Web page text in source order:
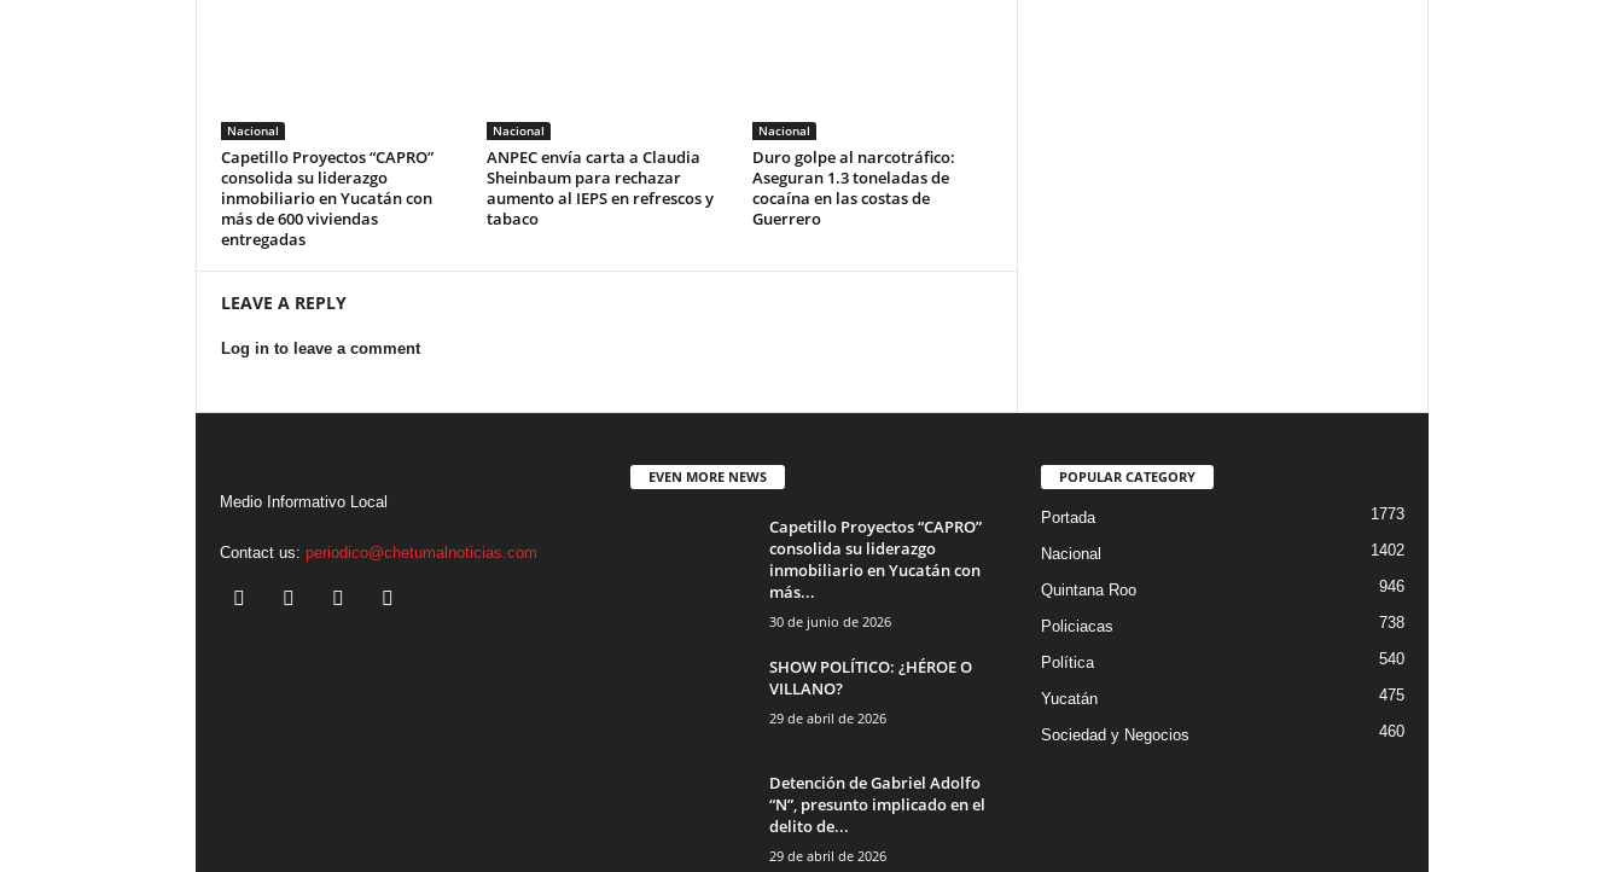
Nacional
Capetillo Proyectos “CAPRO”
consolida su liderazgo
inmobiliario en Yucatán con
más de 600 viviendas
entregadas
Nacional
ANPEC envía carta a Claudia
Sheinbaum para rechazar
aumento al IEPS en refrescos y
tabaco
Nacional
Duro golpe al narcotráfico:
Aseguran 1.3 toneladas de
cocaína en las costas de
Guerrero
LEAVE A REPLY
Log in to leave a comment
Medio Informativo Local
Contact us: periodico@chetumalnoticias.com
EVEN MORE NEWS
Capetillo Proyectos “CAPRO”
consolida su liderazgo
inmobiliario en Yucatán con
más...
30 de junio de 2026
SHOW POLÍTICO: ¿HÉROE O
VILLANO?
29 de abril de 2026
Detención de Gabriel Adolfo
“N”, presunto implicado en el
delito de...
29 de abril de 2026
POPULAR CATEGORY
Portada 1773
Nacional 1402
Quintana Roo 946
Policiacas 738
Política 540
Yucatán 475
Sociedad y Negocios 460